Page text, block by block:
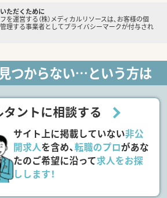
ただくために
を運営する（株）メディカルリソースは、お客様の個
理する事業者としてプライバシーマークが付与され
つからない…という方は
タントに相談する
サイト上に掲載していない非公
開求人を含め、転職のプロがあな
たのご希望に沿って求人をお探
しします！